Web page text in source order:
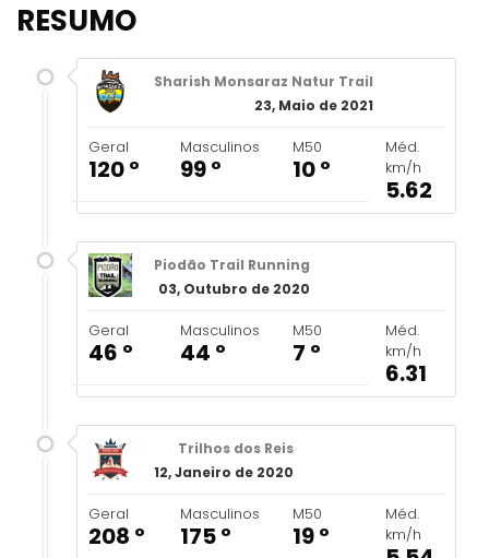
RESUMO
Sharish Monsaraz Natur Trail
23, Maio de 2021
Geral
120 º
Masculinos
99 º
M50
10 º
Méd.
km/h
5.62
Piodão Trail Running
03, Outubro de 2020
Geral
46 º
Masculinos
44 º
M50
7 º
Méd.
km/h
6.31
Trilhos dos Reis
12, Janeiro de 2020
Geral
208 º
Masculinos
175 º
M50
19 º
Méd.
km/h